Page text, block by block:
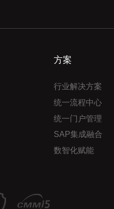
方案
行业解决方案
统一流程中心
统一门户管理
SAP集成融合
数智化赋能